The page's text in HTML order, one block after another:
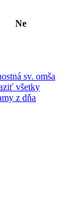
Ne
sv. omša
všetky
z dňa